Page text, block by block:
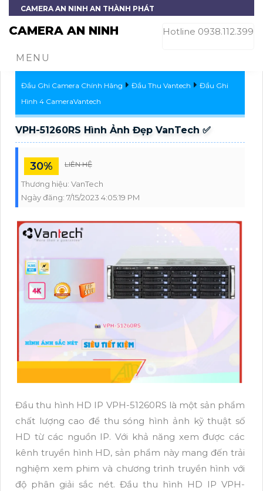
CAMERA AN NINH AN THÀNH PHÁT
CAMERA AN NINH Hotline 0938.112.399
MENU
Đầu Ghi Camera Chính Hãng Đầu Thu Vantech
Đầu Ghi
Hình 4 CameraVantech
VPH-51260RS Hình Ảnh Đẹp VanTech ✅
30% LIÊN HỆ
Thương hiệu: VanTech
Ngày đăng: 7/15/2023 4:05:19 PM
Đầu thu hình HD IP VPH-51260RS là một sản phẩm
chất lượng cao để thu sóng hình ảnh kỹ thuật số
HD từ các nguồn IP. Với khả năng xem được các
kênh truyền hình HD, sản phẩm này mang đến trải
nghiệm xem phim và chương trình truyền hình với
độ phân giải sắc nét. Đầu thu hình HD IP VPH-